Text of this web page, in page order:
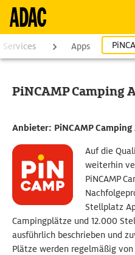
NavigationSuche
Services Apps
PiNCAMP Camping
Anbieter: PiNCAMP
Auf die
weiterhin
PiNCAMP
Stellplatz
Campingplätze und 12.000
ausführlich beschrieben und
Plätze werden regelmäßig